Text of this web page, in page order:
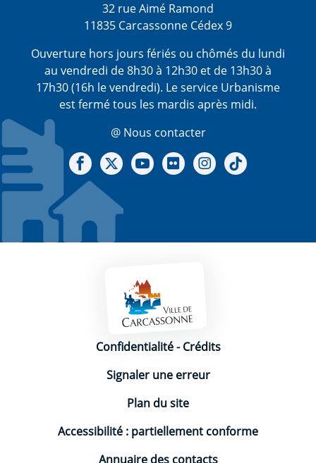
32 rue Aimé Ramond
11835 Carcassonne Cédex 9
Ouverture hors jours fériés ou chômés du lundi
au vendredi de 8h30 à 12h30 et de 13h30 à
17h30 (16h le vendredi). Le service Urbanisme
est fermé tous les mardis après midi.
@ Nous contacter
Notre Facebook
Notre X - (twitter)
Notre chaine Youtube
Notre Gallerie sur Flickr
Notre Instagram
Mentions légales
Confidentialité-Crédits
Signaler une erreur
Plan du site
Accessibilité : partiellement conforme
Annuaire des contacts